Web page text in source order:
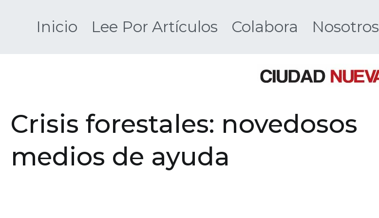
Inicio Lee Por Artículos Colabora Nosotros
Crisis forestales: novedosos
medios de ayuda